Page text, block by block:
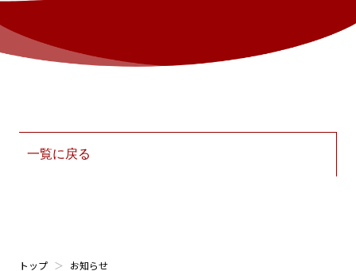
一覧に戻る
トップ
お知らせ